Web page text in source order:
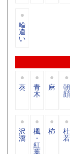
輪
違
い
葵 青
木
麻 朝
顔
沢
瀉
楓
・
紅
葉
柿 杜
若